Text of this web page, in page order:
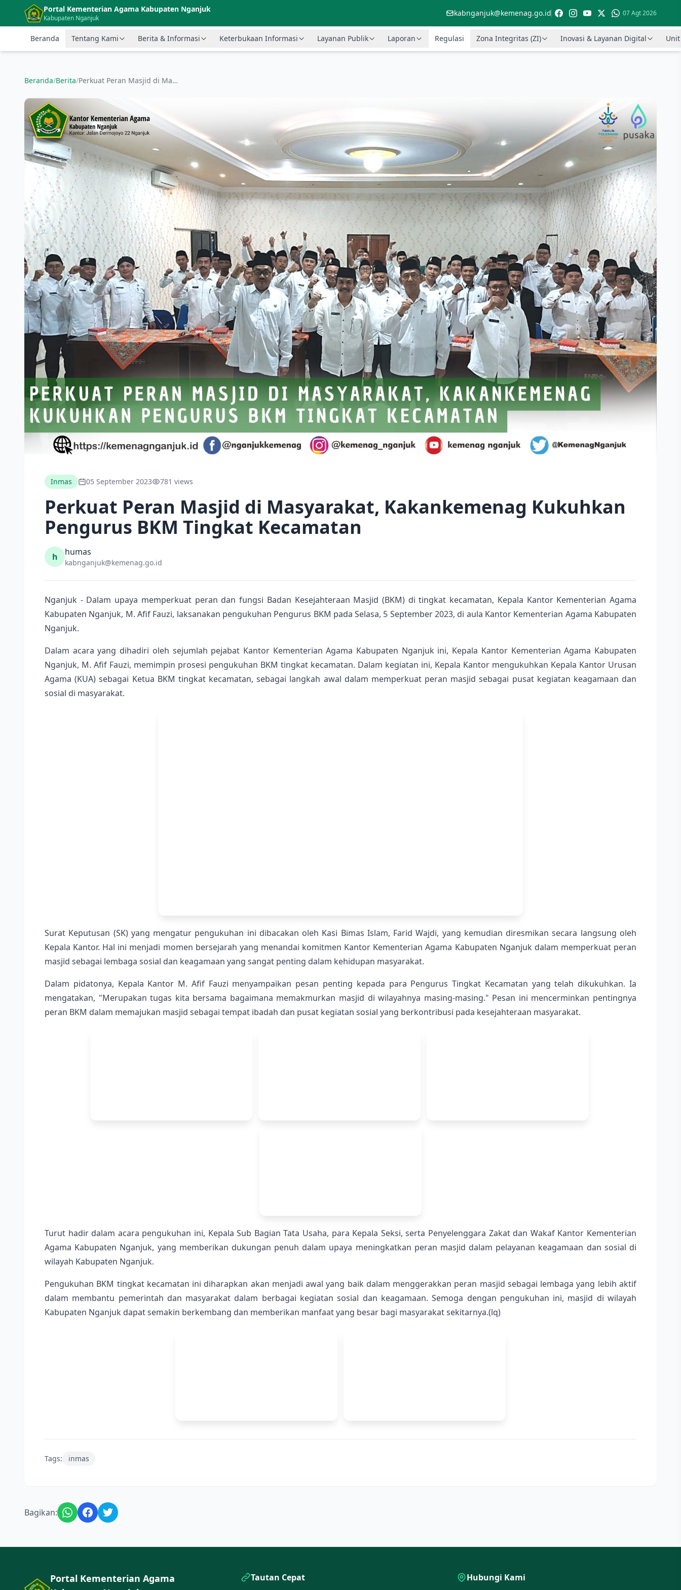
Langsung ke konten utama
Portal Kementerian Agama Kabupaten Nganjuk
Kabupaten Nganjuk
kabnganjuk@kemenag.go.id 07 Agt 2026
Beranda Tentang Kami Berita & Informasi Keterbukaan Informasi Layanan Publik Laporan Regulasi Zona Integritas (ZI) Inovasi & Layanan Digital
Beranda/Berita/ Perkuat Peran Masjid di Masyarakat, Kakankemenag Kukuhkan Pengurus BKM Tingkat Kecamatan
Inmas 05 September 2023 781 views
Perkuat Peran Masjid di Masyarakat, Kakankemenag Kukuhkan
Pengurus BKM Tingkat Kecamatan
h humas
kabnganjuk@kemenag.go.id
Nganjuk - Dalam upaya memperkuat peran dan fungsi Badan Kesejahteraan Masjid (BKM) di tingkat kecamatan, Kepala Kantor Kementerian Agama
Kabupaten Nganjuk, M. Afif Fauzi, laksanakan pengukuhan Pengurus BKM pada Selasa, 5 September 2023, di aula Kantor Kementerian Agama Kabupaten
Nganjuk.
Dalam acara yang dihadiri oleh sejumlah pejabat Kantor Kementerian Agama Kabupaten Nganjuk ini, Kepala Kantor Kementerian Agama Kabupaten
Nganjuk, M. Afif Fauzi, memimpin prosesi pengukuhan BKM tingkat kecamatan. Dalam kegiatan ini, Kepala Kantor mengukuhkan Kepala Kantor Urusan
Agama (KUA) sebagai Ketua BKM tingkat kecamatan, sebagai langkah awal dalam memperkuat peran masjid sebagai pusat kegiatan keagamaan dan
sosial di masyarakat.
Surat Keputusan (SK) yang mengatur pengukuhan ini dibacakan oleh Kasi Bimas Islam, Farid Wajdi, yang kemudian diresmikan secara langsung oleh
Kepala Kantor. Hal ini menjadi momen bersejarah yang menandai komitmen Kantor Kementerian Agama Kabupaten Nganjuk dalam memperkuat peran
masjid sebagai lembaga sosial dan keagamaan yang sangat penting dalam kehidupan masyarakat.
Dalam pidatonya, Kepala Kantor M. Afif Fauzi menyampaikan pesan penting kepada para Pengurus Tingkat Kecamatan yang telah dikukuhkan. Ia
mengatakan, "Merupakan tugas kita bersama bagaimana memakmurkan masjid di wilayahnya masing-masing." Pesan ini mencerminkan pentingnya
peran BKM dalam memajukan masjid sebagai tempat ibadah dan pusat kegiatan sosial yang berkontribusi pada kesejahteraan masyarakat.
Turut hadir dalam acara pengukuhan ini, Kepala Sub Bagian Tata Usaha, para Kepala Seksi, serta Penyelenggara Zakat dan Wakaf Kantor Kementerian
Agama Kabupaten Nganjuk, yang memberikan dukungan penuh dalam upaya meningkatkan peran masjid dalam pelayanan keagamaan dan sosial di
wilayah Kabupaten Nganjuk.
Pengukuhan BKM tingkat kecamatan ini diharapkan akan menjadi awal yang baik dalam menggerakkan peran masjid sebagai lembaga yang lebih aktif
dalam membantu pemerintah dan masyarakat dalam berbagai kegiatan sosial dan keagamaan. Semoga dengan pengukuhan ini, masjid di wilayah
Kabupaten Nganjuk dapat semakin berkembang dan memberikan manfaat yang besar bagi masyarakat sekitarnya.(lq)
Tags: inmas
Bagikan:
Portal Kementerian Agama
Tautan Cepat Hubungi Kami